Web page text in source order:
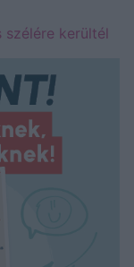
szélére kerültél